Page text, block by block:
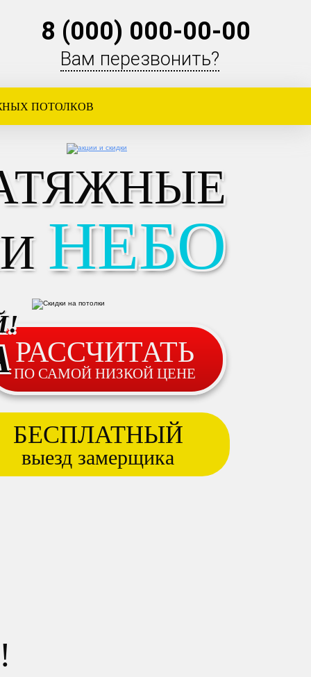
8 (000) 000-00-00
Вам перезвонить?
ПОТОЛКОВ
НЕБО
РАССЧИТАТЬ
ПО САМОЙ НИЗКОЙ ЦЕНЕ
БЕСПЛАТНЫЙ
выезд замерщика
персональных